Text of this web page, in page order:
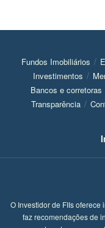
Fundos Imobiliários
Investimentos
Bancos e corretoras
Transparência
O Investidor de FIIs
faz recomendações de